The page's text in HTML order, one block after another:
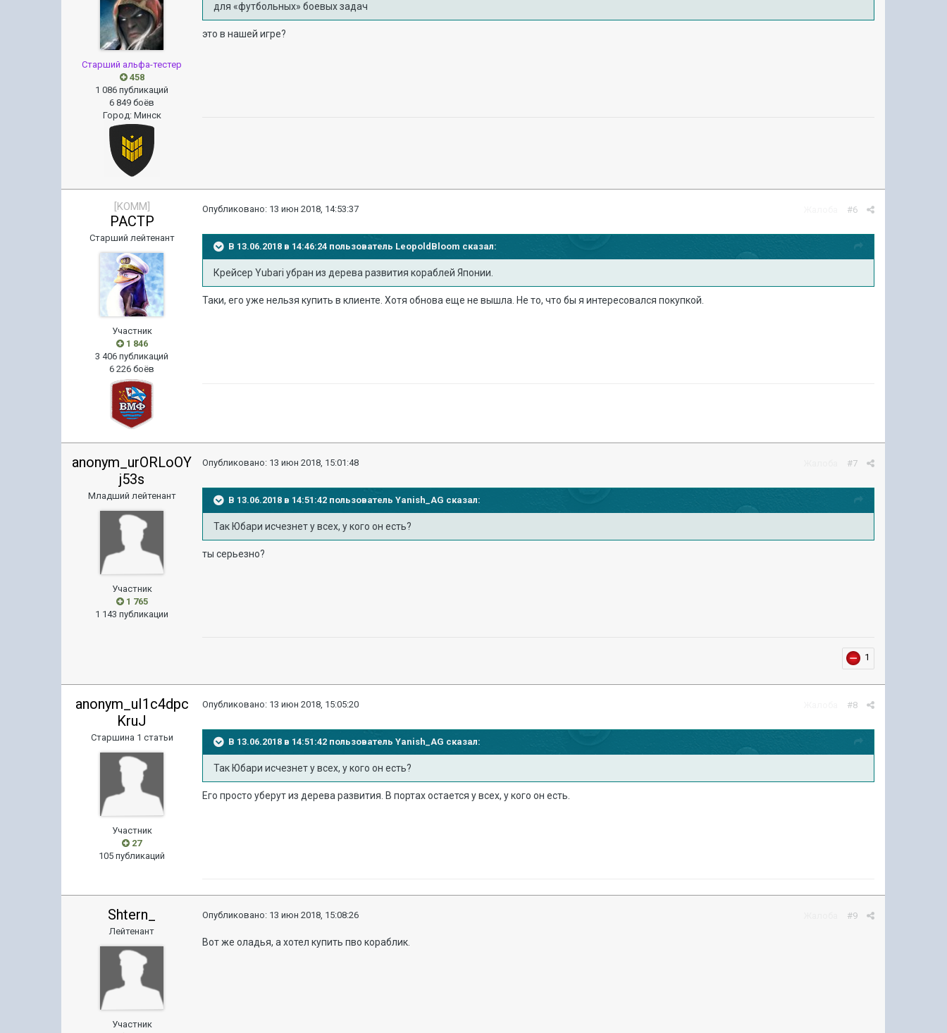
Старший альфа-тестер
458
1 086 публикаций
6 849 боёв
Город: Минск
для «футбольных» боевых задач
это в нашей игре?
[KOMM]
PACTP
Старший лейтенант
Участник
1 846
3 406 публикаций
6 226 боёв
#6
Опубликовано: 13 июн 2018, 14:53:37
В 13.06.2018 в 14:46:24 пользователь LeopoldBloom сказал:
Крейсер Yubari убран из дерева развития кораблей Японии.
Таки, его уже нельзя купить в клиенте. Хотя обнова еще не вышла. Не то, что бы я интересовался покупкой.
anonym_urORLoOY
j53s
Младший лейтенант
Участник
1 765
1 143 публикации
#7
Опубликовано: 13 июн 2018, 15:01:48
В 13.06.2018 в 14:51:42 пользовательYanish_AG сказал:
Так Юбари исчезнет у всех, у кого он есть?
ты серьезно?
1
anonym_uI1c4dpc
KruJ
Старшина 1 статьи
Участник
27
105 публикаций
#8
Опубликовано: 13 июн 2018, 15:05:20
В 13.06.2018 в 14:51:42 пользовательYanish_AG сказал:
Так Юбари исчезнет у всех, у кого он есть?
Его просто уберут из дерева развития. В портах остается у всех, у кого он есть.
Shtern_
Лейтенант
Участник
#9
Опубликовано: 13 июн 2018, 15:08:26
Вот же оладья, а хотел купить пво кораблик.